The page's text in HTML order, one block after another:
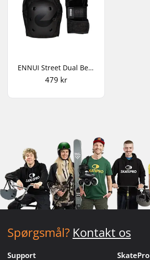
ENNUI Street Dual Beskyttelse Sæt 2-Pak
479 kr
Spørgsmål? Kontakt os
Support SkatePro